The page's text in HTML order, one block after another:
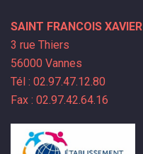
SAINT FRANCOIS XAVIER
3 rue Thiers
56000 Vannes
Tél : 02.97.47.12.80
Fax : 02.97.42.64.16